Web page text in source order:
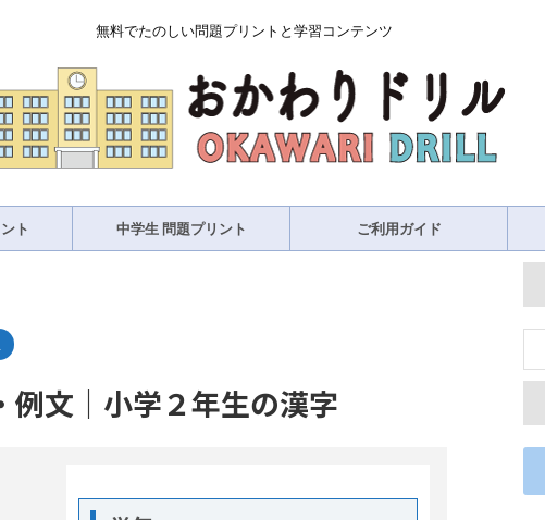
無料でたのしい問題プリントと学習コンテンツ
ト 中学生 問題プリント ご利用ガイド
文｜小学２年生の漢字